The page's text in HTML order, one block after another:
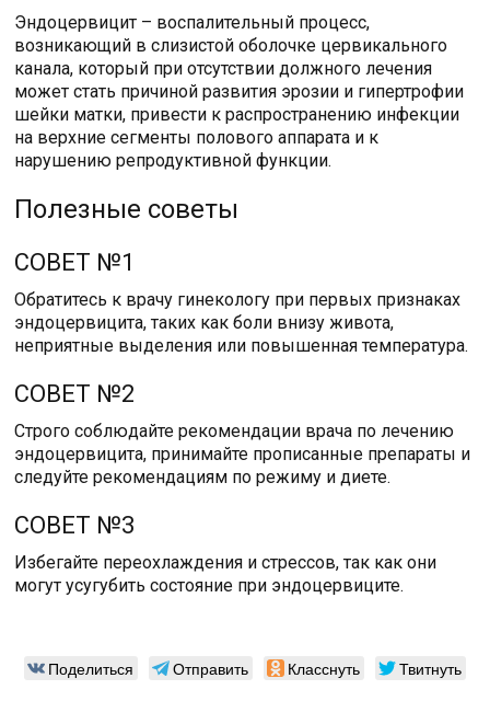
Эндоцервицит – воспалительный процесс,
возникающий в слизистой оболочке цервикального
канала, который при отсутствии должного лечения
может стать причиной развития эрозии и гипертрофии
шейки матки, привести к распространению инфекции
на верхние сегменты полового аппарата и к
нарушению репродуктивной функции.
Полезные советы
СОВЕТ №1
Обратитесь к врачу гинекологу при первых признаках
эндоцервицита, таких как боли внизу живота,
неприятные выделения или повышенная температура.
СОВЕТ №2
Строго соблюдайте рекомендации врача по лечению
эндоцервицита, принимайте прописанные препараты и
следуйте рекомендациям по режиму и диете.
СОВЕТ №3
Избегайте переохлаждения и стрессов, так как они
могут усугубить состояние при эндоцервиците.
Поделиться Отправить Класснуть Твитнуть